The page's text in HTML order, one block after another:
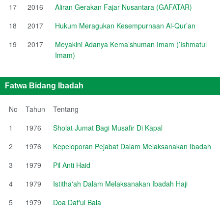
17
2016
Aliran Gerakan Fajar Nusantara (GAFATAR)
18
2017
Hukum Meragukan Kesempurnaan Al-Qur’an
19
2017
Meyakini Adanya Kema’shuman Imam (’Ishmatul
Imam)
Fatwa Bidang Ibadah
No Tahun
Tentang
1
1976
Sholat Jumat Bagi Musafir Di Kapal
2
1976
Kepeloporan Pejabat Dalam Melaksanakan Ibadah
3
1979
Pil Anti Haid
4
1979
Istitha'ah Dalam Melaksanakan Ibadah Haji
5
1979
Doa Daf'ul Bala